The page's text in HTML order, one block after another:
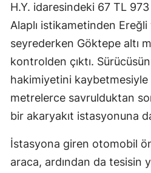
H.Y. idaresindeki 67 TL
Alaplı istikametinden
seyrederken Göktepe altı
kontrolden çıktı.
hakimiyetini
metrelerce savrulduktan
bir akaryakıt istasyonuna
İstasyona giren otomobil
araca, ardından da tesisin